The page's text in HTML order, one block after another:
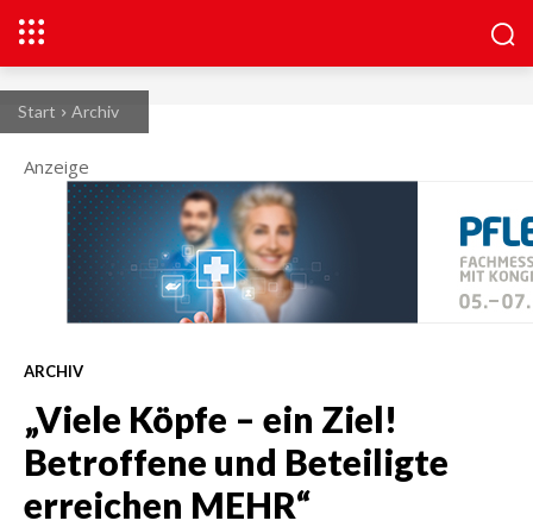
Start Archiv
Anzeige
ARCHIV
„Viele Köpfe – ein Ziel!
Betroffene und Beteiligte
erreichen MEHR“